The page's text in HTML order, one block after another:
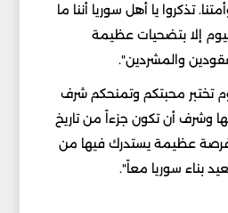
تذكروا يا أهل سوريا أننا ما
إلا بتضحيات عظيمة
والمشردين".
تختبر محبتكم وتمنحكم شرف
وشرف أن تكون جزءاً من تاريخ
فرصة عظيمة يستدرك فيها من
بناء سوريا معاً".